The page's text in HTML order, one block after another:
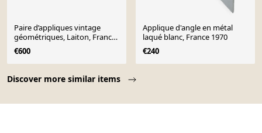
Discover more similar items
Paire d’appliques vintage
géométriques, Laiton, France
1970
€600
Applique d'angle en métal
laqué blanc, France 1970
€240